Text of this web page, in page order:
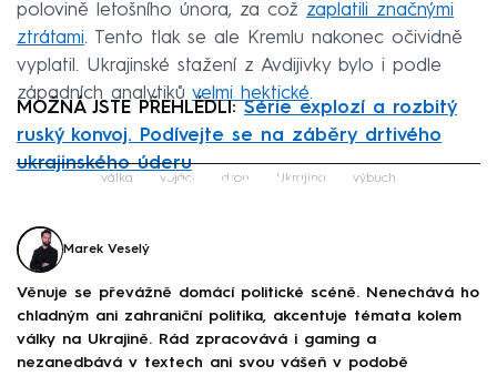
polovině letošního února, za což zaplatili značnými
ztrátami. Tento tlak se ale Kremlu nakonec očividně
vyplatil. Ukrajinské stažení z Avdijivky bylo i podle
západních analytiků velmi hektické.
MOŽNÁ JSTE PŘEHLÉDLI: Série explozí a rozbitý
ruský konvoj. Podívejte se na záběry drtivého
ukrajinského úderu
Failed to fetch
válka vojáci dron Ukrajina výbuch
Marek Veselý
Věnuje se převážně domácí politické scéně. Nenechává ho
chladným ani zahraniční politika, akcentuje témata kolem
války na Ukrajině. Rád zpracovává i gaming a
nezanedbává v textech ani svou vášeň v podobě